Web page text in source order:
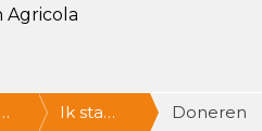
Agricola
Ik sta
Doneren